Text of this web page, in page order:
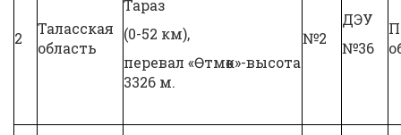
2
Таласская
область
Тараз
(0-52 км),
перевал «Өтмөк»-высота
3326 м.
№2
ДЭУ
№36